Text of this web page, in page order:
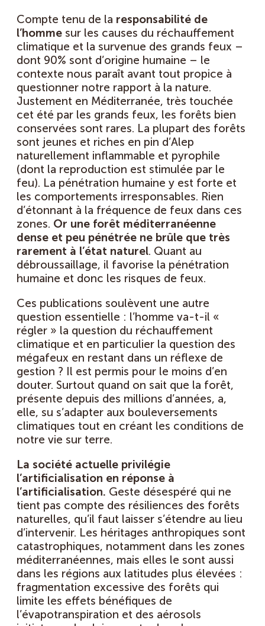
Compte tenu de la responsabilité de
l’homme sur les causes du réchauffement
climatique et la survenue des grands feux –
dont 90% sont d’origine humaine – le
contexte nous paraît avant tout propice à
questionner notre rapport à la nature.
Justement en Méditerranée, très touchée
cet été par les grands feux, les forêts bien
conservées sont rares. La plupart des forêts
sont jeunes et riches en pin d’Alep
naturellement inflammable et pyrophile
(dont la reproduction est stimulée par le
feu). La pénétration humaine y est forte et
les comportements irresponsables. Rien
d’étonnant à la fréquence de feux dans ces
zones. Or une forêt méditerranéenne
dense et peu pénétrée ne brûle que très
rarement à l’état naturel. Quant au
débroussaillage, il favorise la pénétration
humaine et donc les risques de feux.
Ces publications soulèvent une autre
question essentielle : l’homme va-t-il «
régler » la question du réchauffement
climatique et en particulier la question des
mégafeux en restant dans un réflexe de
gestion ? Il est permis pour le moins d’en
douter. Surtout quand on sait que la forêt,
présente depuis des millions d’années, a,
elle, su s’adapter aux bouleversements
climatiques tout en créant les conditions de
notre vie sur terre.
La société actuelle privilégie
l’artificialisation en réponse à
l’artificialisation. Geste désespéré qui ne
tient pas compte des résiliences des forêts
naturelles, qu’il faut laisser s’étendre au lieu
d’intervenir. Les héritages anthropiques sont
catastrophiques, notamment dans les zones
méditerranéennes, mais elles le sont aussi
dans les régions aux latitudes plus élevées :
fragmentation excessive des forêts qui
limite les effets bénéfiques de
l’évapotranspiration et des aérosols